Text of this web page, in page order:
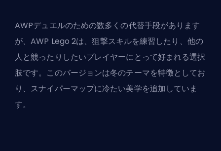
AWPデュエルのための数多くの代替手段があります
が、AWP Lego 2は、狙撃スキルを練習したり、他の
人と競ったりしたいプレイヤーにとって好まれる選択
肢です。このバージョンは冬のテーマを特徴としてお
り、スナイパーマップに冷たい美学を追加していま
す。